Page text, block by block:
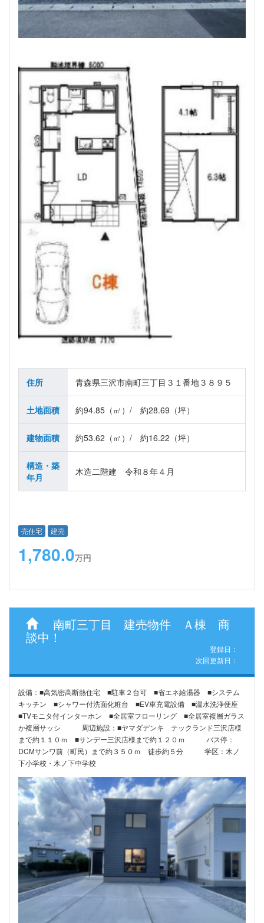
住所 青森県三沢市南町三丁目３１番地３８９５
土地面積 約94.85（㎡）/ 約28.69（坪）
建物面積 約53.62（㎡）/ 約16.22（坪）
構造・築
年月
木造二階建 令和８年４月
売住宅 建売
1,780.0万円
南町三丁目 建売物件 Ａ棟 商
談中！
登録日：
次回更新日：
設備：■高気密高断熱住宅 ■駐車２台可 ■省エネ給湯器 ■システム
キッチン ■シャワー付洗面化粧台 ■EV車充電設備 ■温水洗浄便座
■TVモニタ付インターホン ■全居室フローリング ■全居室複層ガラス
か複層サッシ 周辺施設：■ヤマダデンキ テックランド三沢店様
まで約１１０ｍ ■サンデー三沢店様まで約１２０ｍ バス停：
DCMサンワ前（町民）まで約３５０ｍ 徒歩約５分 学区：木ノ
下小学校・木ノ下中学校